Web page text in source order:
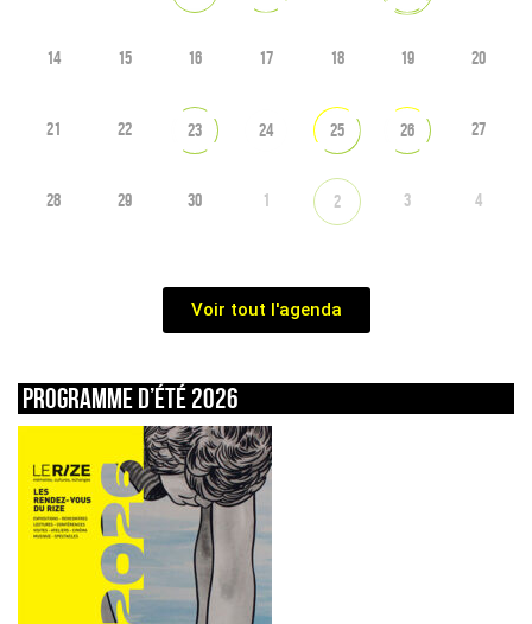
14 15 16 17 18 19 20
21 22 23 24 25 26 27
28 29 30 1 2 3 4
Voir tout l'agenda
Programme d’été 2026